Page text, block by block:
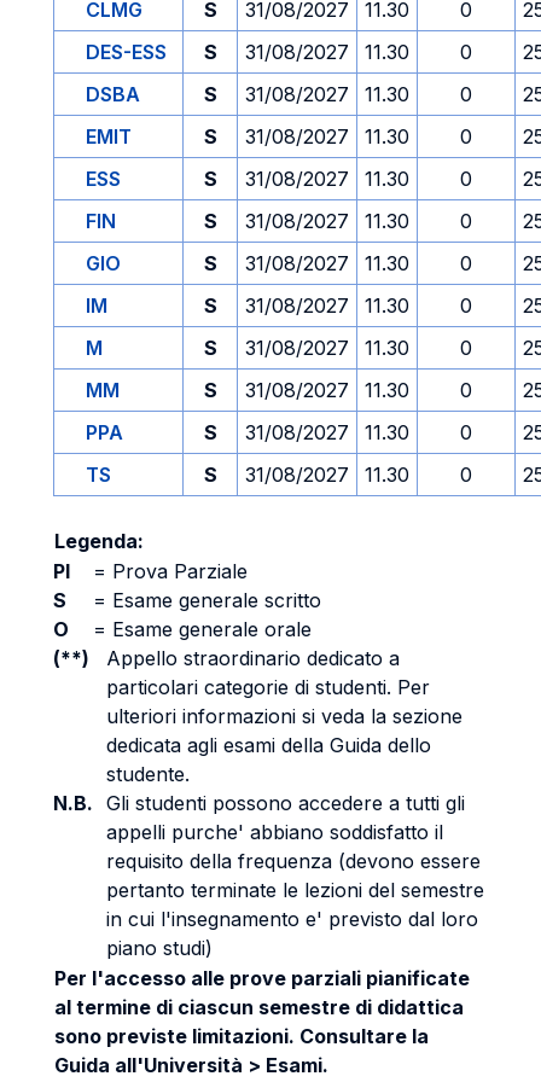
CLMG S 31/08/2027 11.30 0
DES-ESS
S 31/08/2027 11.30 0
DSBA
S 31/08/2027 11.30 0
EMIT
S 31/08/2027 11.30 0
ESS
S 31/08/2027 11.30 0
FIN
S 31/08/2027 11.30 0
GIO
S 31/08/2027 11.30 0
IM
S 31/08/2027 11.30 0
M
S 31/08/2027 11.30 0
MM
S 31/08/2027 11.30 0
PPA
S 31/08/2027 11.30 0
TS
S 31/08/2027 11.30 0
Legenda:
PI
= Prova Parziale
S
= Esame generale scritto
O
= Esame generale orale
(**)
Appello straordinario dedicato a
particolari categorie di studenti. Per
ulteriori informazioni si veda la sezione
dedicata agli esami della Guida dello
studente.
N.B. Gli studenti possono accedere a tutti gli
appelli purche' abbiano soddisfatto il
requisito della frequenza (devono essere
pertanto terminate le lezioni del semestre
in cui l'insegnamento e' previsto dal loro
piano studi)
Per l'accesso alle prove parziali pianificate
al termine di ciascun semestre di didattica
sono previste limitazioni. Consultare la
Guida all'Università > Esami.